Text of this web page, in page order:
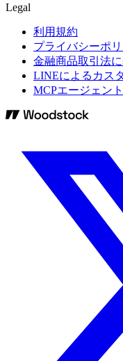
Legal
利用規約
プライバシーポ
金融商品取引法
LINEによるカス
MCPエージェン